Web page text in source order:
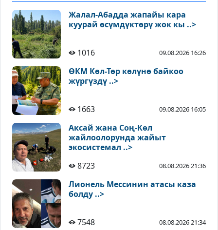
Жалал-Абадда жапайы кара
куурай өсүмдүктөрү жок кы ..>
1016 09.08.2026 16:26
ӨКМ Көл-Төр көлүнө байкоо
жүргүздү ..>
1663 09.08.2026 16:05
Аксай жана Соң-Көл
жайлоолорунда жайыт
экосистемал ..>
8723
08.08.2026 21:36
Лионель Мессинин атасы каза
болду ..>
7548 08.08.2026 21:34